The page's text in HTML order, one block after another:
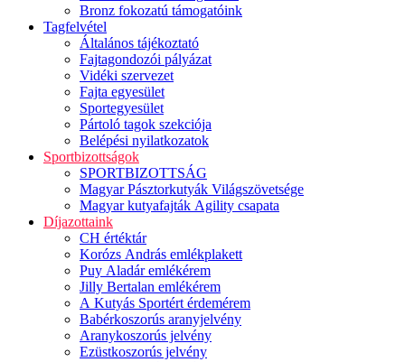
Bronz fokozatú támogatóink
Tagfelvétel
Általános tájékoztató
Fajtagondozói pályázat
Vidéki szervezet
Fajta egyesület
Sportegyesület
Pártoló tagok szekciója
Belépési nyilatkozatok
Sportbizottságok
SPORTBIZOTTSÁG
Magyar Pásztorkutyák Világszövetsége
Magyar kutyafajták Agility csapata
Díjazottaink
CH értéktár
Korózs András emlékplakett
Puy Aladár emlékérem
Jilly Bertalan emlékérem
A Kutyás Sportért érdemérem
Babérkoszorús aranyjelvény
Aranykoszorús jelvény
Ezüstkoszorús jelvény